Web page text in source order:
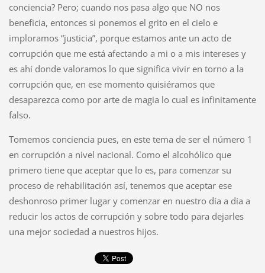
conciencia? Pero; cuando nos pasa algo que NO nos
beneficia, entonces si ponemos el grito en el cielo e
imploramos “justicia”, porque estamos ante un acto de
corrupción que me está afectando a mi o a mis intereses y
es ahí donde valoramos lo que significa vivir en torno a la
corrupción que, en ese momento quisiéramos que
desaparezca como por arte de magia lo cual es infinitamente
falso.
Tomemos conciencia pues, en este tema de ser el número 1
en corrupción a nivel nacional. Como el alcohólico que
primero tiene que aceptar que lo es, para comenzar su
proceso de rehabilitación así, tenemos que aceptar ese
deshonroso primer lugar y comenzar en nuestro día a día a
reducir los actos de corrupción y sobre todo para dejarles
una mejor sociedad a nuestros hijos.